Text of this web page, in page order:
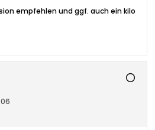
empfehlen und ggf. auch ein kilo